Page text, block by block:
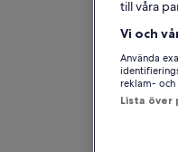
till våra
Vi och
Använda
reklam- och
Lista